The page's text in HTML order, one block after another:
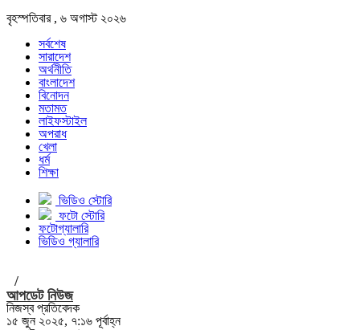
বৃহস্পতিবার , ৬ অগাস্ট ২০২৬
সর্বশেষ
সারাদেশ
অর্থনীতি
বাংলাদেশ
বিনোদন
মতামত
লাইফস্টাইল
অপরাধ
খেলা
ধর্ম
শিক্ষা
ভিডিও স্টোরি
ফটো স্টোরি
ফটোগ্যালারি
ভিডিও গ্যালারি
/
আপডেট নিউজ
নিজস্ব প্রতিবেদক
১৫ জুন ২০২৫, ৭:১৬ পূর্বাহ্ন